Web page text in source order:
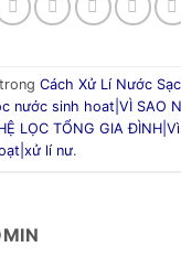
Cách Xử Lí Nước
nước sinh hoat|VÌ SAO
LỌC TỔNG GIA
lí nư.